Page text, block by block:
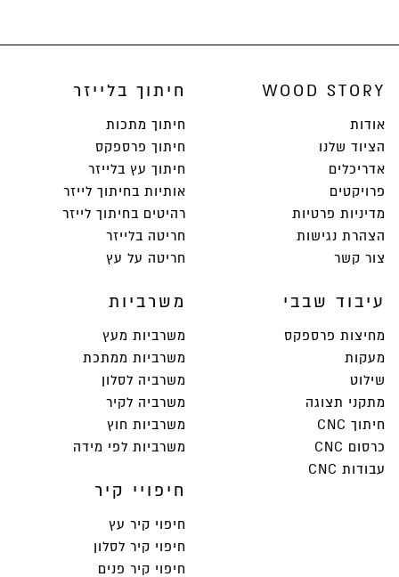
WOOD STORY
אודות
הציוד שלנו
אדריכלים
פרויקטים
מדיניות פרטיות
הצהרת נגישות
צור קשר
חיתוך בלייזר
חיתוך מתכות
חיתוך פרספקס
חיתוך עץ בלייזר
אותיות בחיתוך לייזר
רהיטים בחיתוך לייזר
חריטה בלייזר
חריטה על עץ
עיבוד שבבי
מחיצות פרספקס
מעקות
שילוט
מתקני תצוגה
חיתוך CNC
כרסום CNC
עבודות CNC
משרביות
משרביות מעץ
משרביות ממתכת
משרביה לסלון
משרביה לקיר
משרביות חוץ
משרביות לפי מידה
חיפויי קיר
חיפוי קיר עץ
חיפוי קיר לסלון
חיפוי קיר פנים